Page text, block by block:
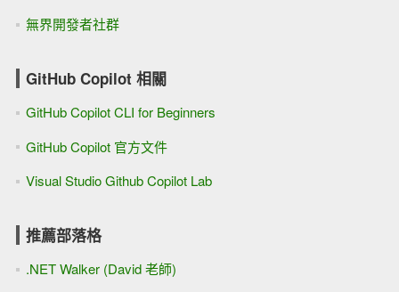
無界開發者社群
GitHub Copilot 相關
GitHub Copilot CLI for Beginners
GitHub Copilot 官方文件
Visual Studio Github Copilot Lab
推薦部落格
.NET Walker (David 老師)